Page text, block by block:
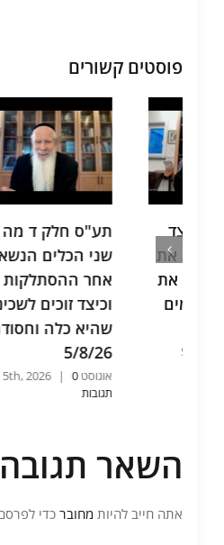
פוסטים קשורים
תע"ס חלק ד מה הם
שני הכלים הנשארים
אחר ההסתלקות
וכיצד זוכים לשכינה
שהיא כלה וחסודה.
השאר תגובה
אתה חייב להיות מחובר כדי